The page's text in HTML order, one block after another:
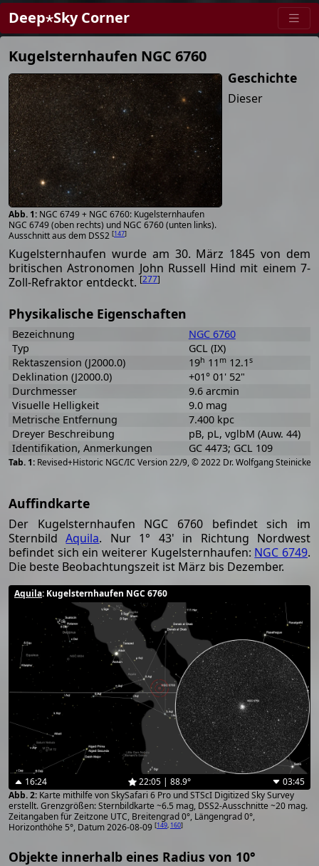
Deep⋆Sky Corner
Kugelsternhaufen NGC 6760
NGC 6749 + NGC 6760: Kugelsternhaufen
NGC 6749 (oben rechts) und NGC 6760 (unten links).
Ausschnitt aus dem DSS2 [147]
Geschichte
Dieser
Kugelsternhaufen wurde am 30. März 1845 von dem
britischen Astronomen John Russell Hind mit einem 7-
Zoll-Refraktor entdeckt. [277]
Physikalische Eigenschaften
Revised+Historic NGC/IC Version 22/9, © 2022 Dr. Wolfgang Steinicke
Bezeichnung
NGC 6760
Typ
GCL (IX)
Rektaszension (J2000.0)
19h 11 m12.1 s
Deklination (J2000.0)
+01° 01' 52"
Durchmesser
9.6 arcmin
Visuelle Helligkeit
9.0 mag
Metrische Entfernung
7.400 kpc
Dreyer Beschreibung
pB, pL, vglbM (Auw. 44)
Identifikation, Anmerkungen
GC 4473; GCL 109
Auffindkarte
Der Kugelsternhaufen NGC 6760 befindet sich im
SternbildAquila. Nur 1° 43' in Richtung Nordwest
befindet sich ein weiterer Kugelsternhaufen: NGC 6749.
Die beste Beobachtungszeit ist März bis Dezember.
Aquila: Kugelsternhaufen NGC 6760
16:24 22:05 | 88.9°
03:45
Karte mithilfe von SkySafari 6 Pro und STScI Digitized Sky Survey
erstellt. Grenzgrößen: Sternbildkarte ~6.5 mag, DSS2-Ausschnitte ~20 mag.
Zeitangaben für Zeitzone UTC, Breitengrad 0°, Längengrad 0°,
Horizonthöhe 5°, Datum 2026-08-09 [149 160]
Objekte innerhalb eines Radius von 10°